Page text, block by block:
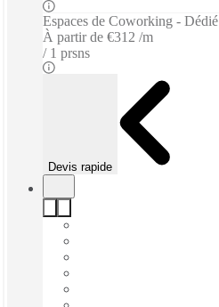
Espaces de Coworking - Dédié
À partir de €312 /m
1 prsns
Devis rapide